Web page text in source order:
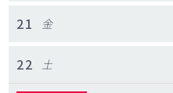
21 金
22 土